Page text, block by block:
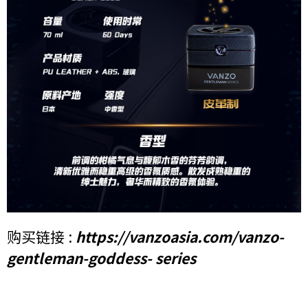
购买链接 : https://vanzoasia.com/vanzo-
gentleman-goddess- series